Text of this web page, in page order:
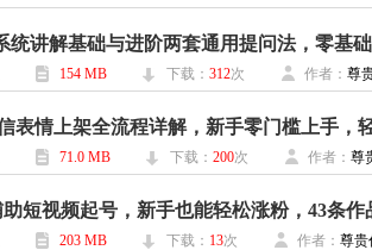
154 MB 下载： 312次 作者： 尊
71.0 MB 下载： 200次 作者： 尊
203 MB 下载： 13次 作者： 尊贵